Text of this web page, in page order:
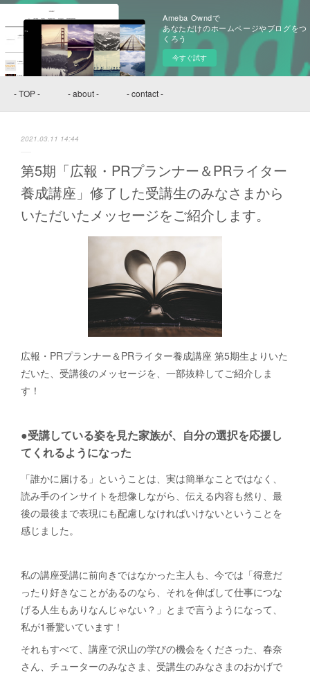
Ameba Owndで
あなただけのホームページやブログをつ
くろう
今すぐ試す
- TOP - - about - - contact -
2021.03.11 14:44
第5期「広報・PRプランナー＆PRライター
養成講座」修了した受講生のみなさまから
いただいたメッセージをご紹介します。
広報・PRプランナー＆PRライター養成講座 第5期生よりいた
だいた、受講後のメッセージを、一部抜粋してご紹介しま
す！
●受講している姿を見た家族が、自分の選択を応援し
てくれるようになった
「誰かに届ける」ということは、実は簡単なことではなく、
読み手のインサイトを想像しながら、伝える内容も然り、最
後の最後まで表現にも配慮しなければいけないということを
感じました。
私の講座受講に前向きではなかった主人も、今では「得意だ
ったり好きなことがあるのなら、それを伸ばして仕事につな
げる人生もありなんじゃない？」とまで言うようになって、
私が1番驚いています！
それもすべて、講座で沢山の学びの機会をくださった、春奈
さん、チューターのみなさま、受講生のみなさまのおかげで